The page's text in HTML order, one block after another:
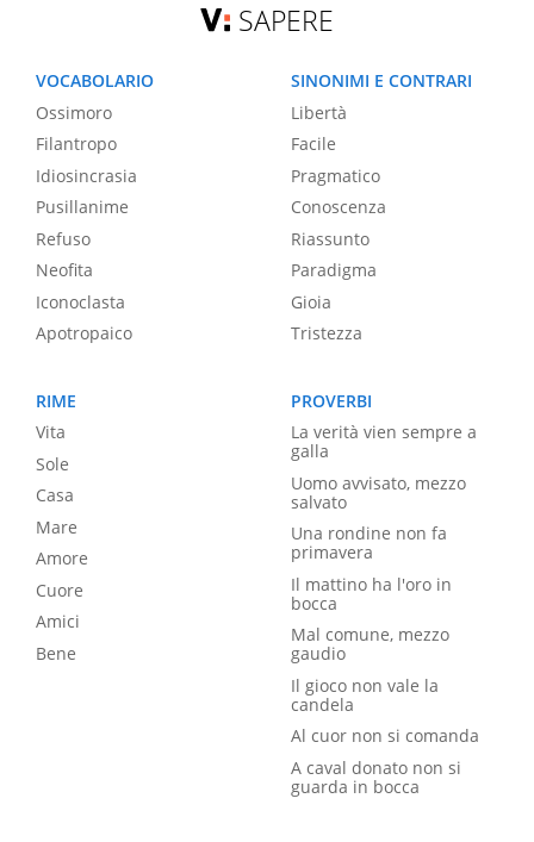
SAPERE
VOCABOLARIO
Ossimoro
Filantropo
Idiosincrasia
Pusillanime
Refuso
Neofita
Iconoclasta
Apotropaico
SINONIMI E CONTRARI
Libertà
Facile
Pragmatico
Conoscenza
Riassunto
Paradigma
Gioia
Tristezza
RIME
Vita
Sole
Casa
Mare
Amore
Cuore
Amici
Bene
PROVERBI
La verità vien sempre a
galla
Uomo avvisato, mezzo
salvato
Una rondine non fa
primavera
Il mattino ha l'oro in
bocca
Mal comune, mezzo
gaudio
Il gioco non vale la
candela
Al cuor non si comanda
A caval donato non si
guarda in bocca